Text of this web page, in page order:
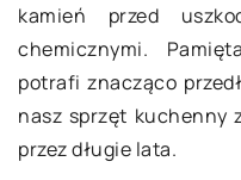
kamień przed
chemicznymi.
potrafi znacząco
nasz sprzęt kuchenny
przez długie lata.